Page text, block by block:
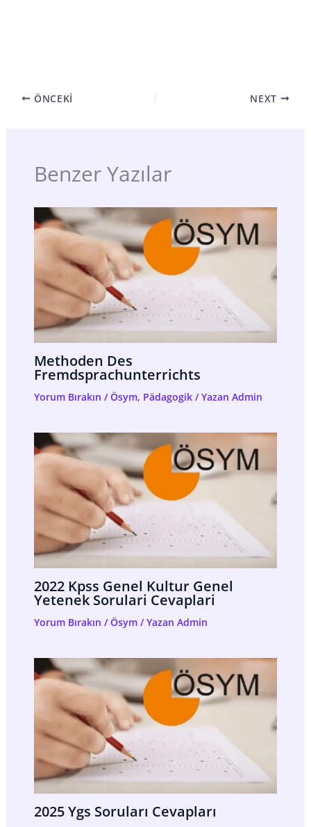
ÖNCEKI NEXT
Benzer Yazılar
Methoden Des
Fremdsprachunterrichts
Yorum Bırakın /Ösym, Pädagogik/ Yazan Admin
2022 Kpss Genel Kultur Genel
Yetenek Sorulari Cevaplari
Yorum Bırakın /Ösym/ Yazan Admin
2025 Ygs Soruları Cevapları